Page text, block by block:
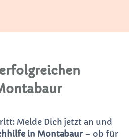
Melde Dich jetzt an und
in Montabaur– ob für